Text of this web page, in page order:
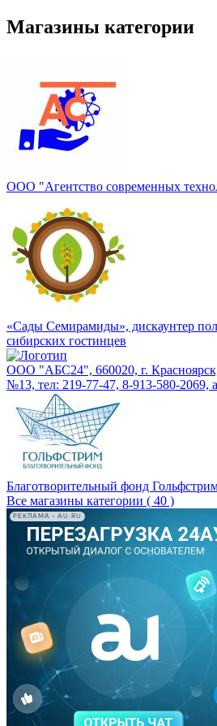
Магазины категории
ООО "Агентство современных
«Сады Семирамиды», дискаунтер
сибирских гостинцев
ООО "АБС24", 660020, г.
№13, тел: 219-77-47, 8-913-580-2069,
Благотворительный фонд
Все магазины категории ( 40 )
РЕКЛАМА • AU.RU